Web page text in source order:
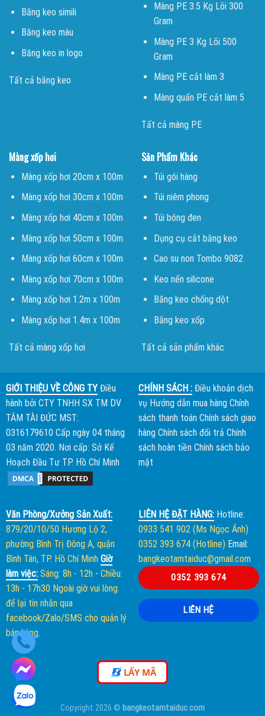
Băng keo simili
Băng keo màu
Băng keo in logo
Tất cả băng keo
Màng PE 3.5 Kg Lõi 300
Gram
Màng PE 3 Kg Lõi 500
Gram
Màng PE cắt làm 3
Màng quấn PE cắt làm 5
Tất cả màng PE
Màng xốp hơi
Màng xốp hơi 20cm x 100m
Màng xốp hơi 30cm x 100m
Màng xốp hơi 40cm x 100m
Màng xốp hơi 50cm x 100m
Màng xốp hơi 60cm x 100m
Màng xốp hơi 70cm x 100m
Màng xốp hơi 1.2m x 100m
Màng xốp hơi 1.4m x 100m
Tất cả màng xốp hơi
Sản Phẩm Khác
Túi gói hàng
Túi niêm phong
Túi bóng đen
Dụng cụ cắt băng keo
Cao su non Tombo 9082
Keo nến silicone
Băng keo chống dột
Băng keo xốp
Tất cả sản phẩm khác
GIỚI THIỆU VỀ CÔNG TYĐiều
hành bởi CTY TNHH SX TM DV
TÂM TÀI ĐỨC MST:
0316179610 Cấp ngày 04 tháng
03 năm 2020. Nơi cấp: Sở Kế
Hoạch Đầu Tư TP. Hồ Chí Minh
CHÍNH SÁCH : Điều khoản dịch
vụ Hướng dẫn mua hàng Chính
sách thanh toán Chính sách giao
hàng Chính sách đổi trả Chính
sách hoàn tiền Chính sách bảo
mật
Văn Phòng/Xưởng Sản Xuất:
879/20/10/50 Hương Lộ 2,
phường Bình Trị Đông A, quận
Bình Tân, TP. Hồ Chí Minh Giờ
làm việc: Sáng: 8h - 12h- Chiều:
13h - 17h30 Ngoài giờ vui lòng
để lại tin nhắn qua
facebook/Zalo/SMS cho quản lý
bán hàng.
LIÊN HỆ ĐẶT HÀNG:Hotline:
0933 541 902 (Ms Ngọc Ánh)
0352 393 674 (Hotline) Email:
bangkeotamtaiduc@gmail.com
0352 393 674
LIÊN HỆ
LẤY MÃ
Copyright 2026 © bangkeotamtaiduc.com